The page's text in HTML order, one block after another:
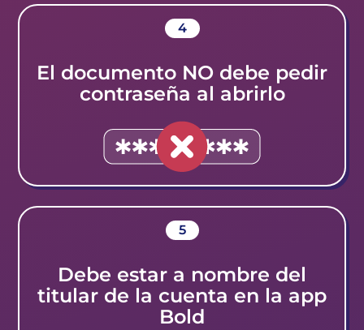
4
El documento NO debe pedir
contraseña al abrirlo
5
Debe estar a nombre del
titular de la cuenta en la app
Bold